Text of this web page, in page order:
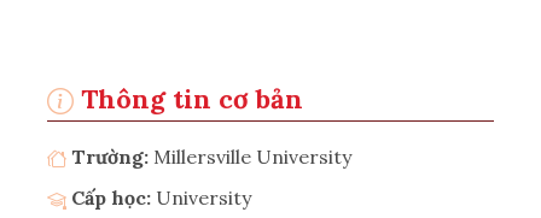
Thông tin cơ bản
Trường: Millersville University
Cấp học: University